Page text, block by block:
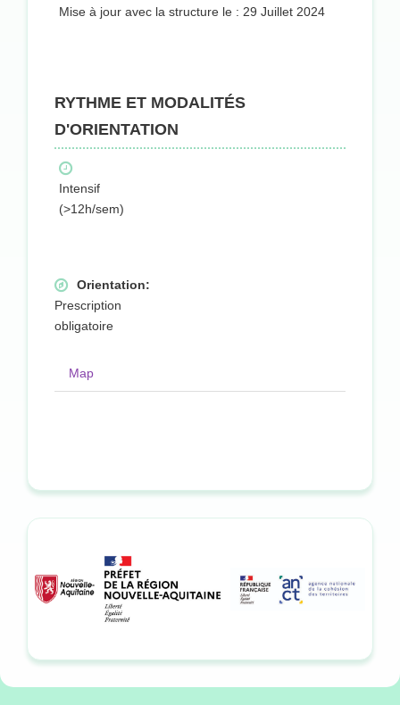
Mise à jour avec la structure le : 29 Juillet 2024
RYTHME ET MODALITÉS
D'ORIENTATION
Intensif
(>12h/sem)
Orientation:
Prescription
obligatoire
Map